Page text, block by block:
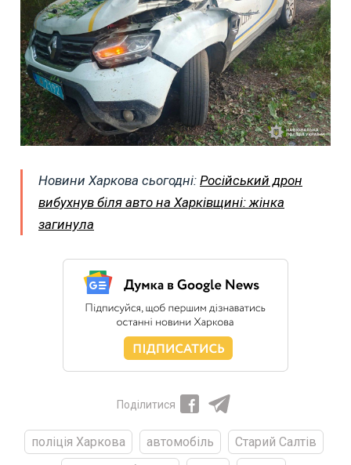
Новини Харкова сьогодні: Російський дрон
вибухнув біля авто на Харківщині: жінка
загинула
Поділитися
поліція Харкова автомобіль
Старий Салтів